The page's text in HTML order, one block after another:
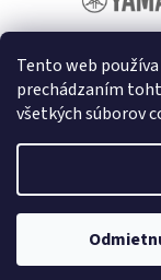
Tento web
prechádzaním
všetkých súborov
Copyright 2026